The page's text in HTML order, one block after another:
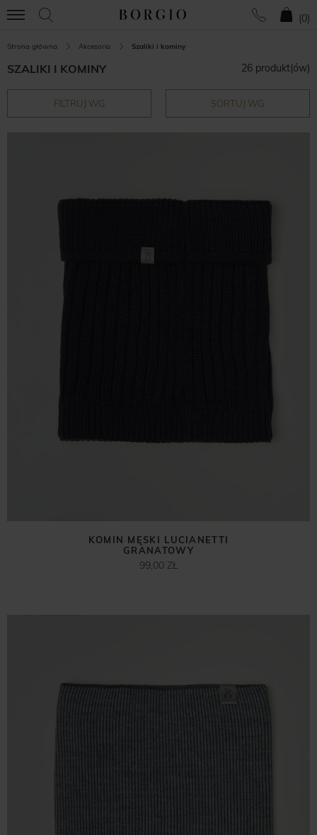
(0)
Strona główna Akcesoria Szaliki i kominy
SZALIKI I KOMINY
FILTRUJ WG SORTUJ WG
26 produkt(ów)
KOMIN MĘSKI LUCIANETTI
GRANATOWY
99,00 ZŁ